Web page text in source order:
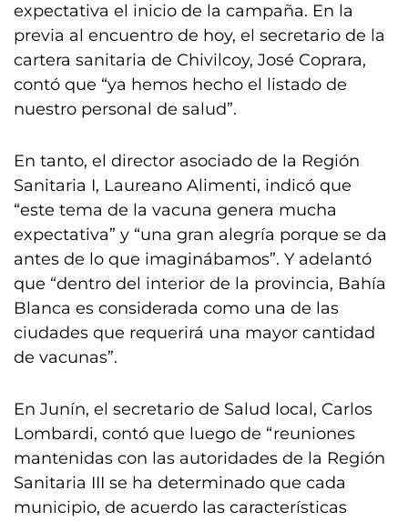
expectativa el inicio de la campaña. En la
previa al encuentro de hoy, el secretario de la
cartera sanitaria de Chivilcoy, José Coprara,
contó que “ya hemos hecho el listado de
nuestro personal de salud”.
En tanto, el director asociado de la Región
Sanitaria I, Laureano Alimenti, indicó que
“este tema de la vacuna genera mucha
expectativa” y “una gran alegría porque se da
antes de lo que imaginábamos”. Y adelantó
que “dentro del interior de la provincia, Bahía
Blanca es considerada como una de las
ciudades que requerirá una mayor cantidad
de vacunas”.
En Junín, el secretario de Salud local, Carlos
Lombardi, contó que luego de “reuniones
mantenidas con las autoridades de la Región
Sanitaria III se ha determinado que cada
municipio, de acuerdo las características